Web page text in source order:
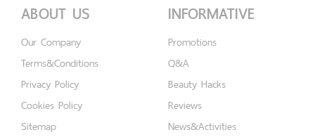
ABOUT US
Our Company
Terms&Conditions
Privacy Policy
Cookies Policy
Sitemap
INFORMATIVE
Promotions
Q&A
Beauty Hacks
Reviews
News&Activities